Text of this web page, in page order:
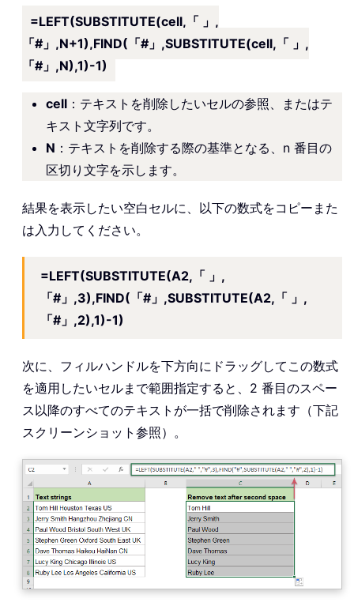
=LEFT(SUBSTITUTE(cell,「 」,
「#」,N+1),FIND(「#」,SUBSTITUTE(cell,「 」,
「#」,N),1)-1)
cell ：テキストを削除したいセルの参照、またはテ
キスト文字列です。
N ：テキストを削除する際の基準となる、n 番目の
区切り文字を示します。
結果を表示したい空白セルに、以下の数式をコピーまた
は入力してください。
=LEFT(SUBSTITUTE(A2,「 」,
「#」,3),FIND(「#」,SUBSTITUTE(A2,「 」,
「#」,2),1)-1)
次に、フィルハンドルを下方向にドラッグしてこの数式
を適用したいセルまで範囲指定すると、2 番目のスペー
ス以降のすべてのテキストが一括で削除されます（下記
スクリーンショット参照）。